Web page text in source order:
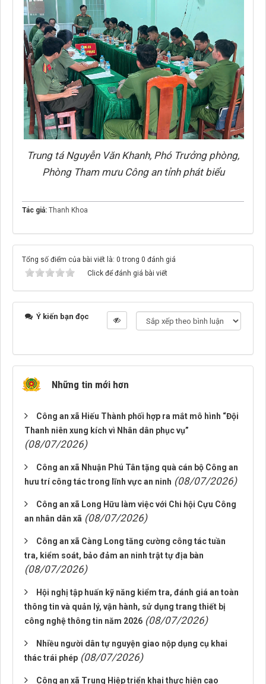
Trung tá Nguyễn Văn Khanh, Phó Trưởng phòng,
Phòng Tham mưu Công an tỉnh phát biểu
Tác giả: Thanh Khoa
Tổng số điểm của bài viết là: 0 trong 0 đánh giá
Click để đánh giá bài viết
Ý kiến bạn đọc
Những tin mới hơn
Công an xã Hiếu Thành phối hợp ra mắt mô hình “Đội
Thanh niên xung kích vì Nhân dân phục vụ”
(08/07/2026)
Công an xã Nhuận Phú Tân tặng quà cán bộ Công an
hưu trí công tác trong lĩnh vực an ninh (08/07/2026)
Công an xã Long Hữu làm việc với Chi hội Cựu Công
an nhân dân xã (08/07/2026)
Công an xã Càng Long tăng cường công tác tuần
tra, kiểm soát, bảo đảm an ninh trật tự địa bàn
(08/07/2026)
Hội nghị tập huấn kỹ năng kiểm tra, đánh giá an toàn
thông tin và quản lý, vận hành, sử dụng trang thiết bị
công nghệ thông tin năm 2026 (08/07/2026)
Nhiều người dân tự nguyện giao nộp dụng cụ khai
thác trái phép (08/07/2026)
Công an xã Trung Hiệp triển khai thực hiện cao